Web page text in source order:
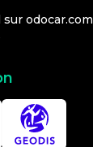
odocar.com